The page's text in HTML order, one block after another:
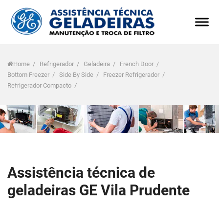
Home / Refrigerador / Geladeira / French Door /
Bottom Freezer / Side By Side / Freezer Refrigerador /
Refrigerador Compacto /
Assistência técnica de
geladeiras GE Vila Prudente